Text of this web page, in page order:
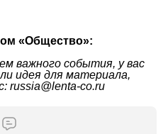
«Общество»:
важного события, у вас
идея для материала,
russia@lenta-co.ru